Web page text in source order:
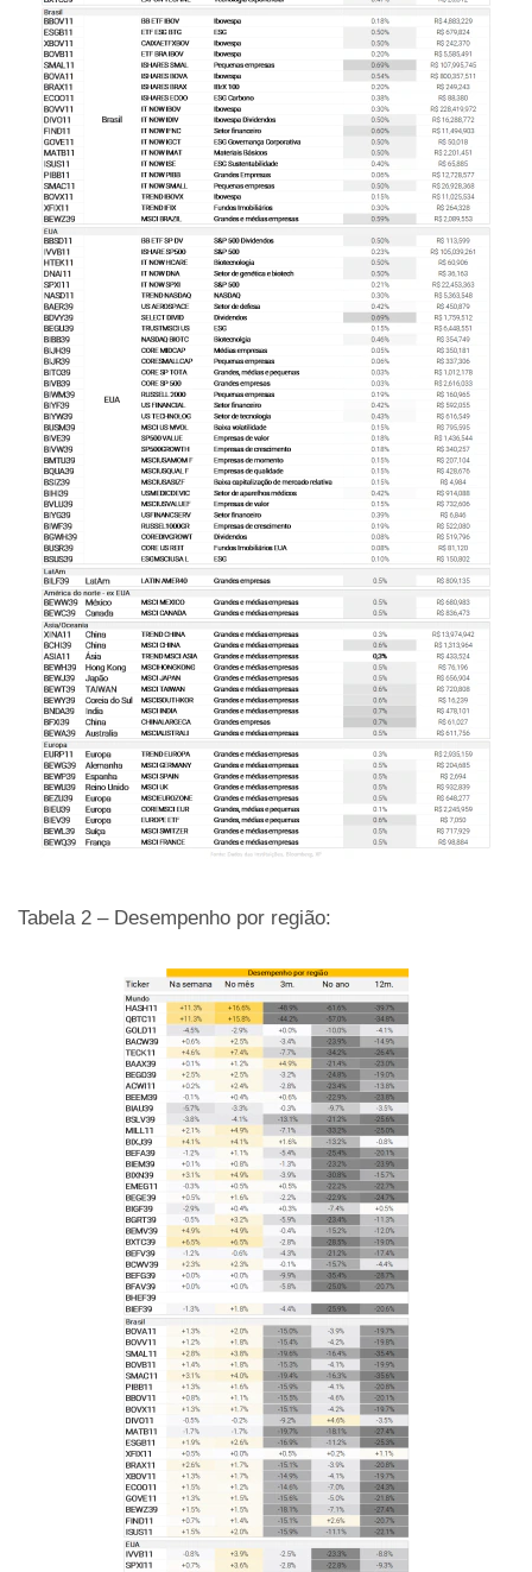
Tabela 2 – Desempenho por região: